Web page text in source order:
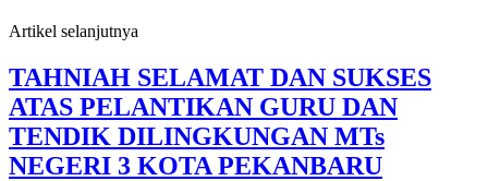
Artikel selanjutnya
TAHNIAH SELAMAT DAN SUKSES
ATAS PELANTIKAN GURU DAN
TENDIK DILINGKUNGAN MTs
NEGERI 3 KOTA PEKANBARU